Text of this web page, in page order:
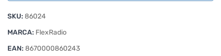
SKU: 86024
MARCA: FlexRadio
EAN: 8670000860243